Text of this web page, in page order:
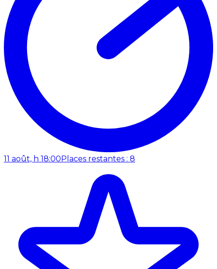
11 août, h 18:00 Places restantes : 8